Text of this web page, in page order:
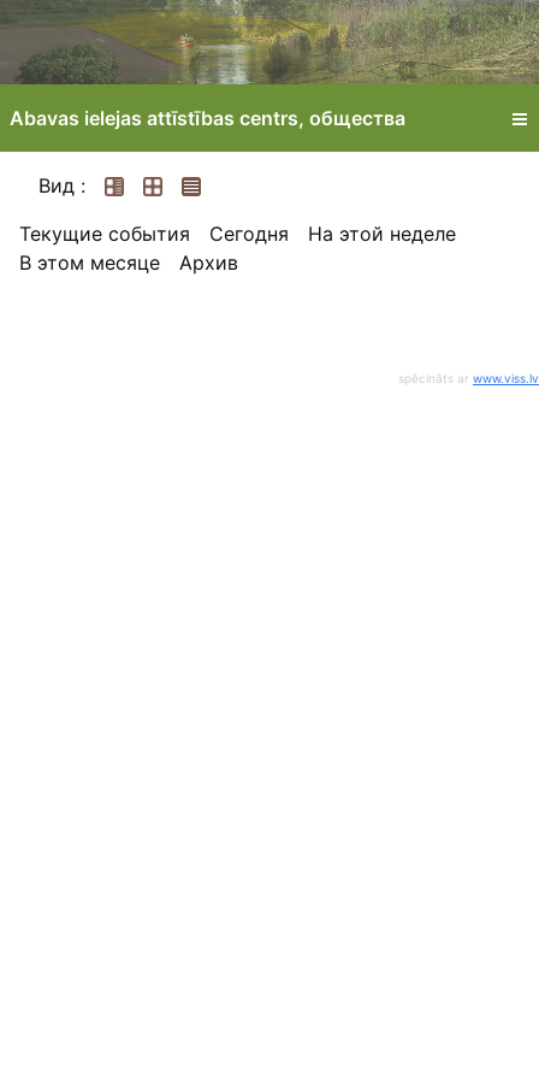
Abavas ielejas attīstības centrs, oбщества
Вид :
Текущие события
Сегодня
На этой неделе
В этом месяце
Архив
spēcināts ar www.viss.lv